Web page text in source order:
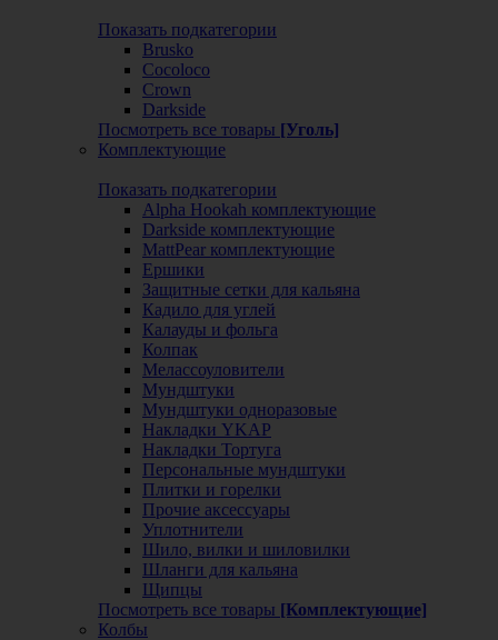
Показать подкатегории
Brusko
Cocoloco
Crown
Darkside
Посмотреть все товары [Уголь]
Комплектующие
Показать подкатегории
Alpha Hookah комплектующие
Darkside комплектующие
MattPear комплектующие
Ершики
Защитные сетки для кальяна
Кадило для углей
Калауды и фольга
Колпак
Мелассоуловители
Мундштуки
Мундштуки одноразовые
Накладки YKAP
Накладки Тортуга
Персональные мундштуки
Плитки и горелки
Прочие аксессуары
Уплотнители
Шило, вилки и шиловилки
Шланги для кальяна
Щипцы
Посмотреть все товары [Комплектующие]
Колбы